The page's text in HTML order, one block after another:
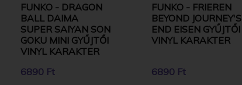
FUNKO - DRAGON
BALL DAIMA
SUPER SAIYAN SON
GOKU MINI GYŰJTŐI
VINYL KARAKTER
6890 Ft
FUNKO - FRIEREN
BEYOND JOURNEY'S
END EISEN GYŰJTŐI
VINYL KARAKTER
6890 Ft